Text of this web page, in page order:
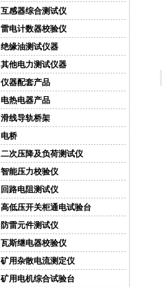
互感器综合测试仪
雷电计数器校验仪
绝缘油测试仪器
其他电力测试仪器
仪器配套产品
电热电器产品
滑线导轨桥架
电桥
二次压降及负荷测试仪
智能压力校验仪
回路电阻测试仪
高低压开关柜通电试验台
防雷元件测试仪
瓦斯继电器校验仪
矿用杂散电流测定仪
矿用电机综合试验台